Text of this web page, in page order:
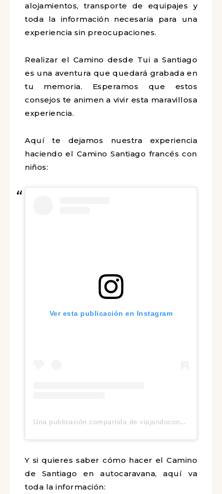
alojamientos, transporte de equipajes y
toda la información necesaria para una
experiencia sin preocupaciones.
Realizar el Camino desde Tui a Santiago
es una aventura que quedará grabada en
tu memoria. Esperamos que estos
consejos te animen a vivir esta maravillosa
experiencia.
Aquí te dejamos nuestra experiencia
haciendo el Camino Santiago francés con
niños:
Ver esta publicación en Instagram
Una publicación compartida de viajandoconmanuela® | Claudia Robles (@viajandoconmanuela)
Y si quieres saber cómo hacer el Camino
de Santiago en autocaravana, aquí va
toda la información: